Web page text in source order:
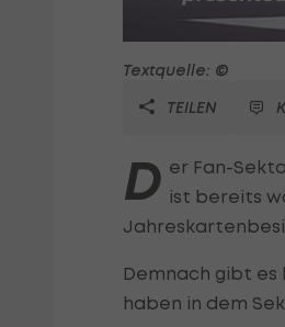
Textquelle: ©
TEILEN
D er Fan-
ist bereits
Demnach gibt es
haben in dem